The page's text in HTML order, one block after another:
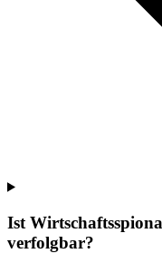
Ist
verfolgbar?